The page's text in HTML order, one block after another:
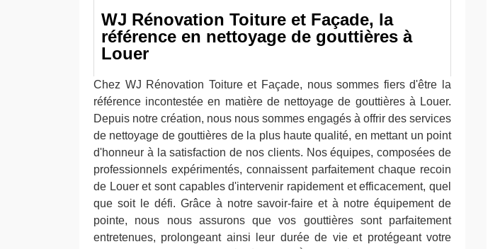
WJ Rénovation Toiture et Façade, la
référence en nettoyage de gouttières à
Louer
Chez WJ Rénovation Toiture et Façade, nous sommes fiers d'être la
référence incontestée en matière de nettoyage de gouttières à Louer.
Depuis notre création, nous nous sommes engagés à offrir des services
de nettoyage de gouttières de la plus haute qualité, en mettant un point
d'honneur à la satisfaction de nos clients. Nos équipes, composées de
professionnels expérimentés, connaissent parfaitement chaque recoin
de Louer et sont capables d'intervenir rapidement et efficacement, quel
que soit le défi. Grâce à notre savoir-faire et à notre équipement de
pointe, nous nous assurons que vos gouttières sont parfaitement
entretenues, prolongeant ainsi leur durée de vie et protégeant votre